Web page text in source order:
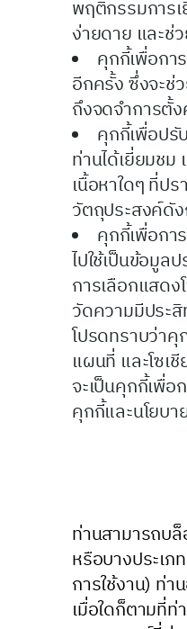
พฤติกรรมการ
ง่ายดาย และช่
คุกกี้เพื่อกา
อีกครั้ง ซึ่งจะช่
ถึงจดจำการตั้
คุกกี้เพื่อปรั
ท่านได้เยี่ยมชม
เนื้อหาใดๆ ที่ป
วัตถุประสงค์ดั
คุกกี้เพื่อกา
ไปใช้เป็นข้อมูล
การเลือกแสด
วัดความมีประ
โปรดทราบว่าคุ
แผนที่ และโซเ
จะเป็นคุกกี้เพื่อ
คุกกี้และนโยบา
ท่านสามารถบ
หรือบางประเ
การใช้งาน) ท่า
เมื่อใดก็ตามที่